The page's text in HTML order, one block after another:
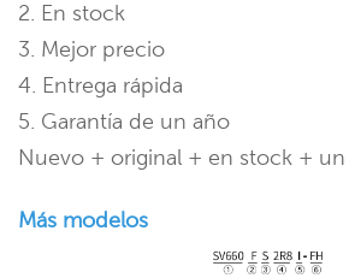
2. En stock
3. Mejor precio
4. Entrega rápida
5. Garantía de un año
Nuevo + original + en stock + un
Más modelos